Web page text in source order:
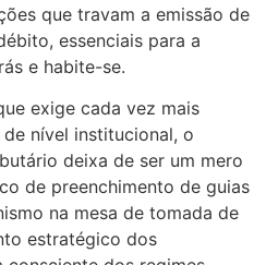
que travam a emissão de
essenciais para a
e habite-se.
exige cada vez mais
nível institucional, o
deixa de ser um mero
de preenchimento de guias
na mesa de tomada de
estratégico dos